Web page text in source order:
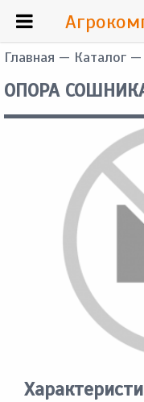
Главная — Каталог —
ОПОРА